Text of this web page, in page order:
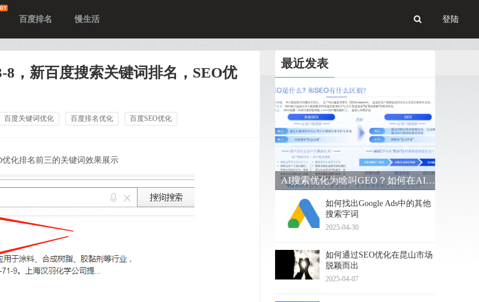
百度排名 慢生活 登陆
，新百度搜索关键词排名，SEO优
百度关键词优化 百度排名优化 百度SEO优化
优化排名前三的关键词效果展示
最近发表
AI搜索优化为啥叫GEO？如何在AI搜索中获得排名？
如何找出Google Ads中的其他
搜索字词
2025-04-30
如何通过SEO优化在昆山市场
脱颖而出
2025-04-07